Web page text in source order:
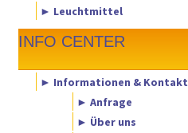
► Leuchtmittel
INFO CENTER
► Informationen & Kontakt
► Anfrage
► Über uns